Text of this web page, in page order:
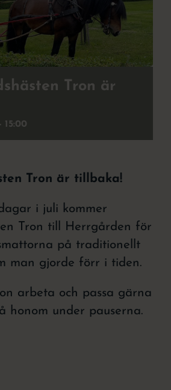
Tron är
- 15:00
Tron är tillbaka!
i juli kommer
Tron till Herrgården för
på traditionellt
man gjorde förr i tiden.
arbeta och passa gärna
honom under pauserna.